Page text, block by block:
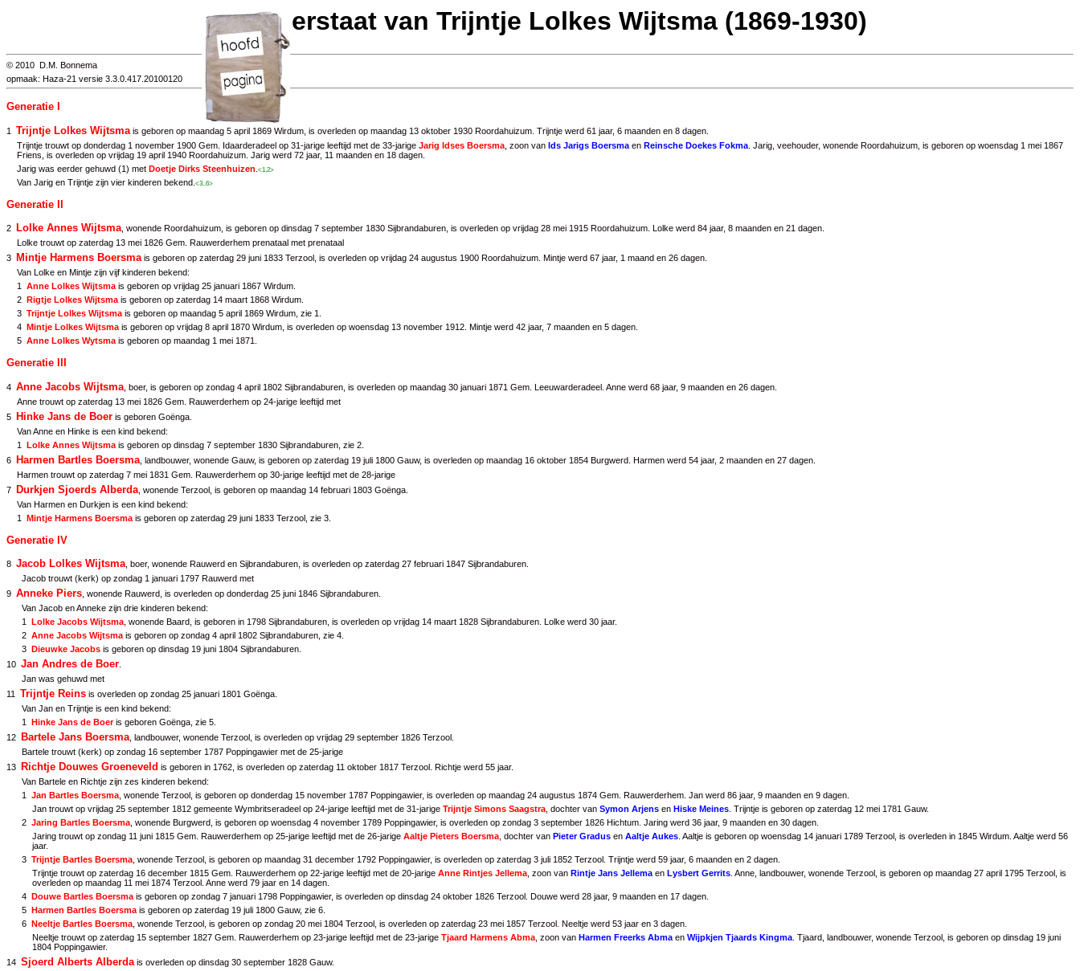
Kwartierstaat van Trijntje Lolkes Wijtsma (1869-1930)
© 2010 D.M. Bonnema
opmaak: Haza-21 versie 3.3.0.417.20100120
Generatie I
1 Trijntje Lolkes Wijtsma is geboren op maandag 5 april 1869 Wirdum, is overleden op maandag 13 oktober 1930 Roordahuizum. Trijntje werd 61 jaar, 6 maanden en 8 dagen.
Trijntje trouwt op donderdag 1 november 1900 Gem. Idaarderadeel op 31-jarige leeftijd met de 33-jarige Jarig Idses Boersma, zoon van Ids Jarigs Boersmaen Reinsche Doekes Fokma. Jarig, veehouder, wonende Roordahuizum, is geboren op woensdag 1 mei 1867
Friens, is overleden op vrijdag 19 april 1940 Roordahuizum. Jarig werd 72 jaar, 11 maanden en 18 dagen.
Jarig was eerder gehuwd (1) metDoetje Dirks Steenhuizen <1,2>
Van Jarig en Trijntje zijn vier kinderen bekend. <3..6>
Generatie II
2 Lolke Annes Wijtsma , wonende Roordahuizum, is geboren op dinsdag 7 september 1830 Sijbrandaburen, is overleden op vrijdag 28 mei 1915 Roordahuizum. Lolke werd 84 jaar, 8 maanden en 21 dagen.
Lolke trouwt op zaterdag 13 mei 1826 Gem. Rauwerderhem prenataal met prenataal
3
Mintje Harmens Boersma is geboren op zaterdag 29 juni 1833 Terzool, is overleden op vrijdag 24 augustus 1900 Roordahuizum. Mintje werd 67 jaar, 1 maand en 26 dagen.
Van Lolke en Mintje zijn vijf kinderen bekend:
1
Anne Lolkes Wijtsmais geboren op vrijdag 25 januari 1867 Wirdum.
2 Rigtje Lolkes Wijtsmais geboren op zaterdag 14 maart 1868 Wirdum.
3 Trijntje Lolkes Wijtsmais geboren op maandag 5 april 1869 Wirdum, zie 1
4 Mintje Lolkes Wijtsmais geboren op vrijdag 8 april 1870 Wirdum, is overleden op woensdag 13 november 1912. Mintje werd 42 jaar, 7 maanden en 5 dagen.
5 Anne Lolkes Wytsmais geboren op maandag 1 mei 1871.
Generatie III
4 Anne Jacobs Wijtsma , boer, is geboren op zondag 4 april 1802 Sijbrandaburen, is overleden op maandag 30 januari 1871 Gem. Leeuwarderadeel. Anne werd 68 jaar, 9 maanden en 26 dagen.
Anne trouwt op zaterdag 13 mei 1826 Gem. Rauwerderhem op 24-jarige leeftijd met
5 Hinke Jans de Boer is geboren Goënga.
Van Anne en Hinke is een kind bekend:
1
Lolke Annes Wijtsmais geboren op dinsdag 7 september 1830 Sijbrandaburen, zie 2.
6 Harmen Bartles Boersma , landbouwer, wonende Gauw, is geboren op zaterdag 19 juli 1800 Gauw, is overleden op maandag 16 oktober 1854 Burgwerd. Harmen werd 54 jaar, 2 maanden en 27 dagen.
Harmen trouwt op zaterdag 7 mei 1831 Gem. Rauwerderhem op 30-jarige leeftijd met de 28-jarige
7 Durkjen Sjoerds Alberda , wonende Terzool, is geboren op maandag 14 februari 1803 Goënga.
Van Harmen en Durkjen is een kind bekend:
1
Mintje Harmens Boersmais geboren op zaterdag 29 juni 1833 Terzool, zie 3.
Generatie IV
8 Jacob Lolkes Wijtsma , boer, wonende Rauwerd en Sijbrandaburen, is overleden op zaterdag 27 februari 1847 Sijbrandaburen.
Jacob trouwt (kerk) op zondag 1 januari 1797 Rauwerd met
9 Anneke Piers , wonende Rauwerd, is overleden op donderdag 25 juni 1846 Sijbrandaburen.
Van Jacob en Anneke zijn drie kinderen bekend:
1
Lolke Jacobs Wijtsma , wonende Baard, is geboren in 1798 Sijbrandaburen, is overleden op vrijdag 14 maart 1828 Sijbrandaburen. Lolke werd 30 jaar.
2 Anne Jacobs Wijtsma is geboren op zondag 4 april 1802 Sijbrandaburen, zie4
3
Dieuwke Jacobs is geboren op dinsdag 19 juni 1804 Sijbrandaburen.
10 Jan Andres de Boer
Jan was gehuwd met
11
Trijntje Reins is overleden op zondag 25 januari 1801 Goënga.
Van Jan en Trijntje is een kind bekend:
1
Hinke Jans de Boeris geboren Goënga, zie5
12
Bartele Jans Boersma , landbouwer, wonende Terzool, is overleden op vrijdag 29 september 1826 Terzool.
Bartele trouwt (kerk) op zondag 16 september 1787 Poppingawier met de 25-jarige
13
Richtje Douwes Groeneveld is geboren in 1762, is overleden op zaterdag 11 oktober 1817 Terzool. Richtje werd 55 jaar.
Van Bartele en Richtje zijn zes kinderen bekend:
1
Jan Bartles Boersma , wonende Terzool, is geboren op donderdag 15 november 1787 Poppingawier, is overleden op maandag 24 augustus 1874 Gem. Rauwerderhem. Jan werd 86 jaar, 9 maanden en 9 dagen.
Jan trouwt op vrijdag 25 september 1812 gemeente Wymbritseradeel op 24-jarige leeftijd met de 31-jarige Trijntje Simons Saagstra , dochter van Symon Arjens en Hiske Meines . Trijntje is geboren op zaterdag 12 mei 1781 Gauw.
2 Jaring Bartles Boersma , wonende Burgwerd, is geboren op woensdag 4 november 1789 Poppingawier, is overleden op zondag 3 september 1826 Hichtum. Jaring werd 36 jaar, 9 maanden en 30 dagen.
Jaring trouwt op zondag 11 juni 1815 Gem. Rauwerderhem op 25-jarige leeftijd met de 26-jarige Aaltje Pieters Boersma , dochter van Pieter Gradus en Aaltje Aukes . Aaltje is geboren op woensdag 14 januari 1789 Terzool, is overleden in 1845 Wirdum. Aaltje werd 56
jaar.
3 Trijntje Bartles Boersma , wonende Terzool, is geboren op maandag 31 december 1792 Poppingawier, is overleden op zaterdag 3 juli 1852 Terzool. Trijntje werd 59 jaar, 6 maanden en 2 dagen.
Trijntje trouwt op zaterdag 16 december 1815 Gem. Rauwerderhem op 22-jarige leeftijd met de 20-jarige Anne Rintjes Jellema , zoon van Rintje Jans Jellema en Lysbert Gerrits . Anne, landbouwer, wonende Terzool, is geboren op maandag 27 april 1795 Terzool, is
overleden op maandag 11 mei 1874 Terzool. Anne werd 79 jaar en 14 dagen.
4
Douwe Bartles Boersma is geboren op zondag 7 januari 1798 Poppingawier, is overleden op dinsdag 24 oktober 1826 Terzool. Douwe werd 28 jaar, 9 maanden en 17 dagen.
5
Harmen Bartles Boersma is geboren op zaterdag 19 juli 1800 Gauw, zie6
6
Neeltje Bartles Boersma , wonende Terzool, is geboren op zondag 20 mei 1804 Terzool, is overleden op zaterdag 23 mei 1857 Terzool. Neeltje werd 53 jaar en 3 dagen.
Neeltje trouwt op zaterdag 15 september 1827 Gem. Rauwerderhem op 23-jarige leeftijd met de 23-jarige Tjaard Harmens Abma , zoon van Harmen Freerks Abma en Wijpkjen Tjaards Kingma . Tjaard, landbouwer, wonende Terzool, is geboren op dinsdag 19 juni
1804 Poppingawier.
14 Sjoerd Alberts Alberda is overleden op dinsdag 30 september 1828 Gauw.